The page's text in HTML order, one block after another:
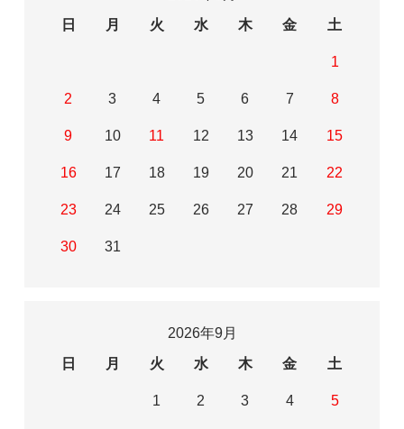
日
月 火 水 木 金 土
1
2 3 4 5 6 7 8
9 10 11 12 13 14 15
16 17 18 19 20 21 22
23 24 25 26 27 28 29
30 31
2026年9月
日
月 火 水 木 金 土
1 2 3 4 5